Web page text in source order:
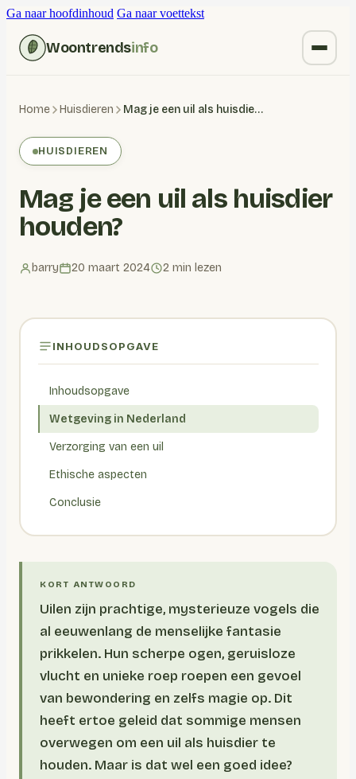
Ga naar hoofdinhoud Ga naar voettekst
Woontrendsinfo
Kruiden vervangen
Wonen
Blogs
Home Huisdieren Mag je een uil als huisdier houden?
HUISDIEREN
Mag je een uil als huisdier
houden?
barry 20 maart 2024 2 min lezen
INHOUDSOPGAVE
Inhoudsopgave
Wetgeving in Nederland
Verzorging van een uil
Ethische aspecten
Conclusie
Uilen zijn prachtige, mysterieuze vogels die
al eeuwenlang de menselijke fantasie
prikkelen. Hun scherpe ogen, geruisloze
vlucht en unieke roep roepen een gevoel
van bewondering en zelfs magie op. Dit
heeft ertoe geleid dat sommige mensen
overwegen om een uil als huisdier te
houden. Maar is dat wel een goed idee?